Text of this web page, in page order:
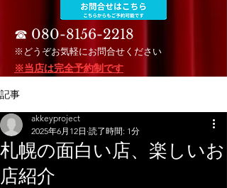
☎︎ 080-8156-2218
※どうぞお気軽にお問合せください
※当店は完全予約制です
記事
札幌の面白い店、楽しいお
店紹介
akkeyproject
2025年6月12日 読了時間: 1分